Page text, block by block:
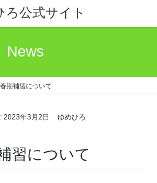
ろ公式サイト
News
期補習について
2023年3月2日 ゆめひろ
習について